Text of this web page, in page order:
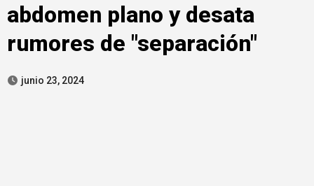
abdomen plano y desata
rumores de "separación"
junio 23, 2024